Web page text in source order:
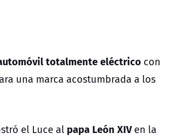
totalmente eléctrico con
una marca acostumbrada a los
el Luce al papa León XIVen la